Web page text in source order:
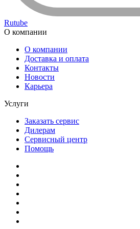
Rutube
О компании
О компании
Доставка и оплата
Контакты
Новости
Карьера
Услуги
Заказать сервис
Дилерам
Сервисный центр
Помощь